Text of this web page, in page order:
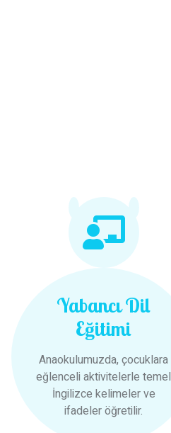
Yabancı Dil
Eğitimi
Anaokulumuzda, çocuklara
eğlenceli aktivitelerle temel
İngilizce kelimeler ve
ifadeler öğretilir.